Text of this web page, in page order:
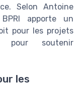
Selon Antoine
apporte un
pour les projets
pour soutenir
les